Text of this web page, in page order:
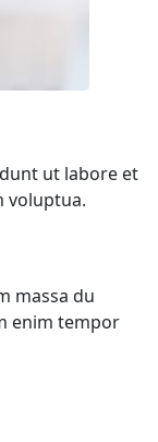
ut labore et
voluptua.
massa du
enim tempor